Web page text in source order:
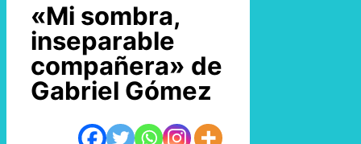
«Mi sombra,
inseparable
compañera» de
Gabriel Gómez